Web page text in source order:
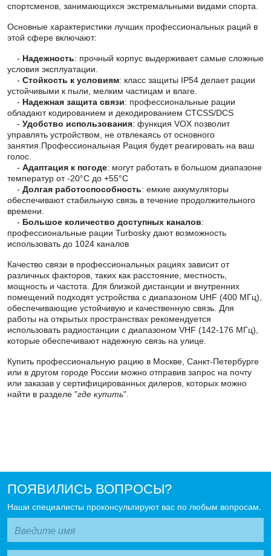
спортсменов, занимающихся экстремальными видами спорта.
Основные характеристики лучших профессиональных раций в
этой сфере включают:
- Надежность: прочный корпус выдерживает самые сложные
условия эксплуатации.
- Стойкость к условиям: класс защиты IP54 делает рации
устойчивыми к пыли, мелким частицам и влаге.
- Надежная защита связи: профессиональные рации
обладают кодированием и декодированием CTCSS/DCS
- Удобство использования: функция VOX позволит
управлять устройством, не отвлекаясь от основного
занятия.Профессиональная Рация будет реагировать на ваш
голос.
- Адаптация к погоде: могут работать в большом диапазоне
температур от -20°С до +55°С
- Долгая работоспособность: емкие аккумуляторы
обеспечивают стабильную связь в течение продолжительного
времени.
- Большое количество доступных каналов:
профессиональные рации Turbosky дают возможность
использовать до 1024 каналов
Качество связи в профессиональных рациях зависит от
различных факторов, таких как расстояние, местность,
мощность и частота. Для близкой дистанции и внутренних
помещений подходят устройства с диапазоном UHF (400 МГц),
обеспечивающие устойчивую и качественную связь. Для
работы на открытых пространствах рекомендуется
использовать радиостанции с диапазоном VHF (142-176 МГц),
которые обеспечивают надежную связь на улице.
Купить профессиональную рацию в Москве, Санкт-Петербурге
или в другом городе России можно отправив запрос на почту
или заказав у сертифицированных дилеров, которых можно
найти в разделе "где купить".
ПОЯВИЛИСЬ ВОПРОСЫ?
Наши специалисты проконсультируют вас по любым вопросам.